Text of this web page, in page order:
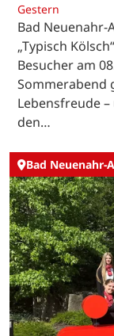
Gestern
Bad
„Typisch
Besucher am
Sommerabend
Lebensfreude
den…
Bad Neuenahr-